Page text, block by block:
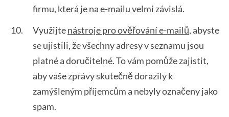
firmu, která je na e-mailu velmi závislá.
Využijtenástroje pro ověřování e-mailů, abyste
se ujistili, že všechny adresy v seznamu jsou
platné a doručitelné. To vám pomůže zajistit,
aby vaše zprávy skutečně dorazily k
zamýšleným příjemcům a nebyly označeny jako
spam.